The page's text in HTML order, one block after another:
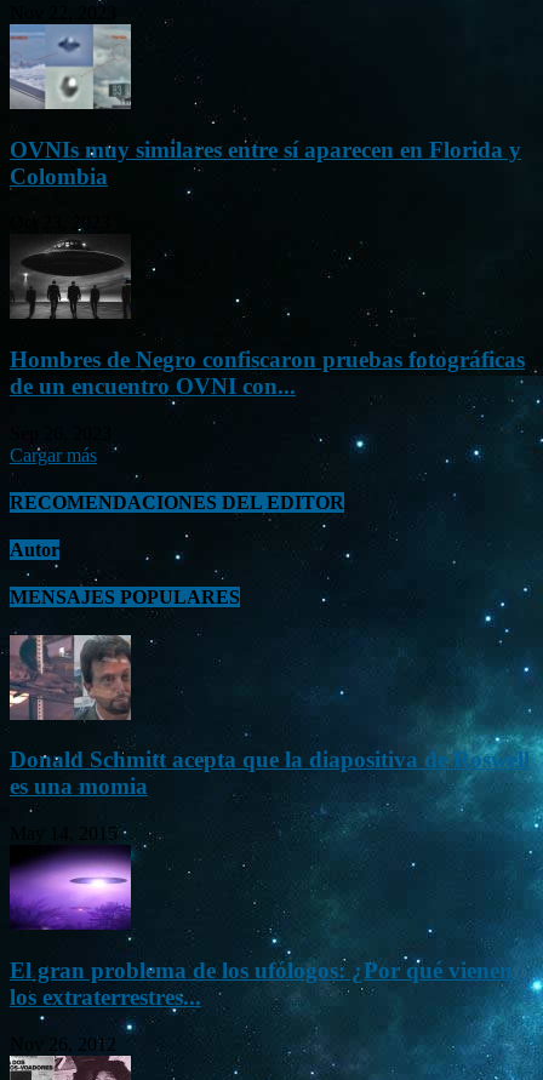
Nov 22, 2023
OVNIs muy similares entre sí aparecen en Florida y
Colombia
Oct 23, 2023
Hombres de Negro confiscaron pruebas fotográficas
de un encuentro OVNI con...
Cargar más
RECOMENDACIONES DEL EDITOR
Autor
MENSAJES POPULARES
Donald Schmitt acepta que la diapositiva de Roswell
es una momia
May 14, 2015
El gran problema de los ufólogos: ¿Por qué vienen
los extraterrestres...
Nov 26, 2012